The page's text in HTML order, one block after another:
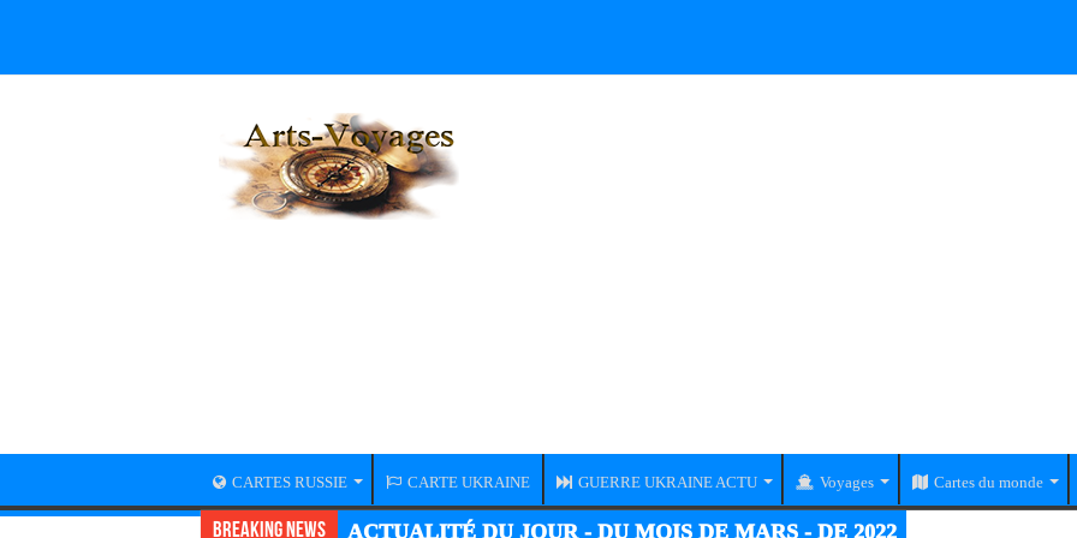
CARTES RUSSIE CARTE UKRAINE GUERRE UKRAINE ACTU Voyages Cartes du monde
Breaking News ACTUALITÉ DU JOUR - DU MOIS DE MARS - DE 2022